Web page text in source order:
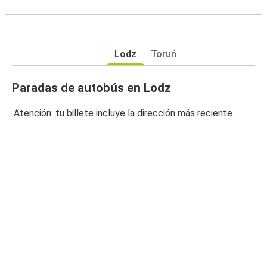
Lodz Toruń
Paradas de autobús en Lodz
Atención: tu billete incluye la dirección más reciente.